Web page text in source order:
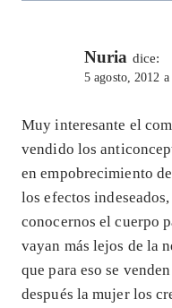
Nuria dice:
5 agosto, 2012
Muy interesante el
vendido los
en empobrecimiento
los efectos
conocernos el cuerpo
vayan más lejos de la
que para eso se
después la mujer los